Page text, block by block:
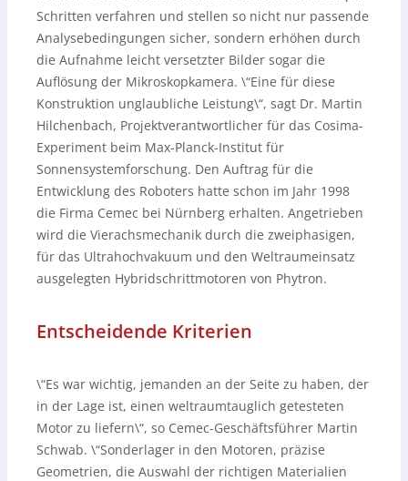
Schritten verfahren und stellen so nicht nur passende
Analysebedingungen sicher, sondern erhöhen durch
die Aufnahme leicht versetzter Bilder sogar die
Auflösung der Mikroskopkamera. \“Eine für diese
Konstruktion unglaubliche Leistung\“, sagt Dr. Martin
Hilchenbach, Projektverantwortlicher für das Cosima-
Experiment beim Max-Planck-Institut für
Sonnensystemforschung. Den Auftrag für die
Entwicklung des Roboters hatte schon im Jahr 1998
die Firma Cemec bei Nürnberg erhalten. Angetrieben
wird die Vierachsmechanik durch die zweiphasigen,
für das Ultrahochvakuum und den Weltraumeinsatz
ausgelegten Hybridschrittmotoren von Phytron.
Entscheidende Kriterien
\“Es war wichtig, jemanden an der Seite zu haben, der
in der Lage ist, einen weltraumtauglich getesteten
Motor zu liefern\“, so Cemec-Geschäftsführer Martin
Schwab. \“Sonderlager in den Motoren, präzise
Geometrien, die Auswahl der richtigen Materialien